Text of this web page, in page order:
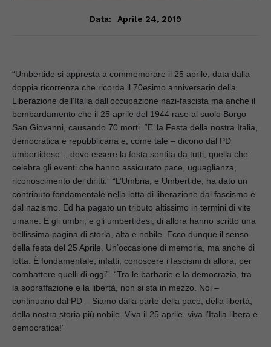
Data: Aprile 24, 2019
“Umbertide si appresta a commemorare il 25 aprile, data dalla
doppia ricorrenza che ricorda il 70esimo anniversario della
Liberazione dell’Italia dall’occupazione nazi-fascista ma anche il
bombardamento che il 25 aprile del 1944 rase al suolo Borgo
San Giovanni, causando 70 morti. “E’ la Festa della nostra Italia,
democratica e repubblicana e, come tale – dicono dal PD
umbertidese -, deve essere la festa sentita da tutti, quella che
celebra gli eventi che hanno assicurato pace, uguaglianza,
riconoscimento dei diritti.” “L’Umbria, e Umbertide, ha dato un
contributo fondamentale nella lotta di liberazione dal fascismo e
dal nazismo. Ed ha pagato un tributo altissimo in termini di vite
umane. E gli umbri, e gli umbertidesi, di allora hanno scritto una
bellissima pagina di storia, alta e nobile. Ecco dunque il senso
della festa del 25 Aprile. Un’occasione di memoria, ma anche di
lotta. È fondamentale, infatti, conoscere i fascismi di allora, per
combattere quelli di oggi”. “Tra le barbarie e la democrazia, tra
la sopraffazione e la libertà, non si sta in mezzo. Noi –
continuano dal PD – Siamo dalla parte della pace, della libertà,
della nostra storia più nobile. Viva il 25 aprile, viva l’Italia libera e
democratica!”